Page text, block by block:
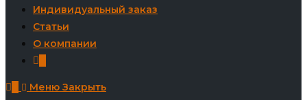
Индивидуальный заказ
Статьи
О компании
Меню Закрыть